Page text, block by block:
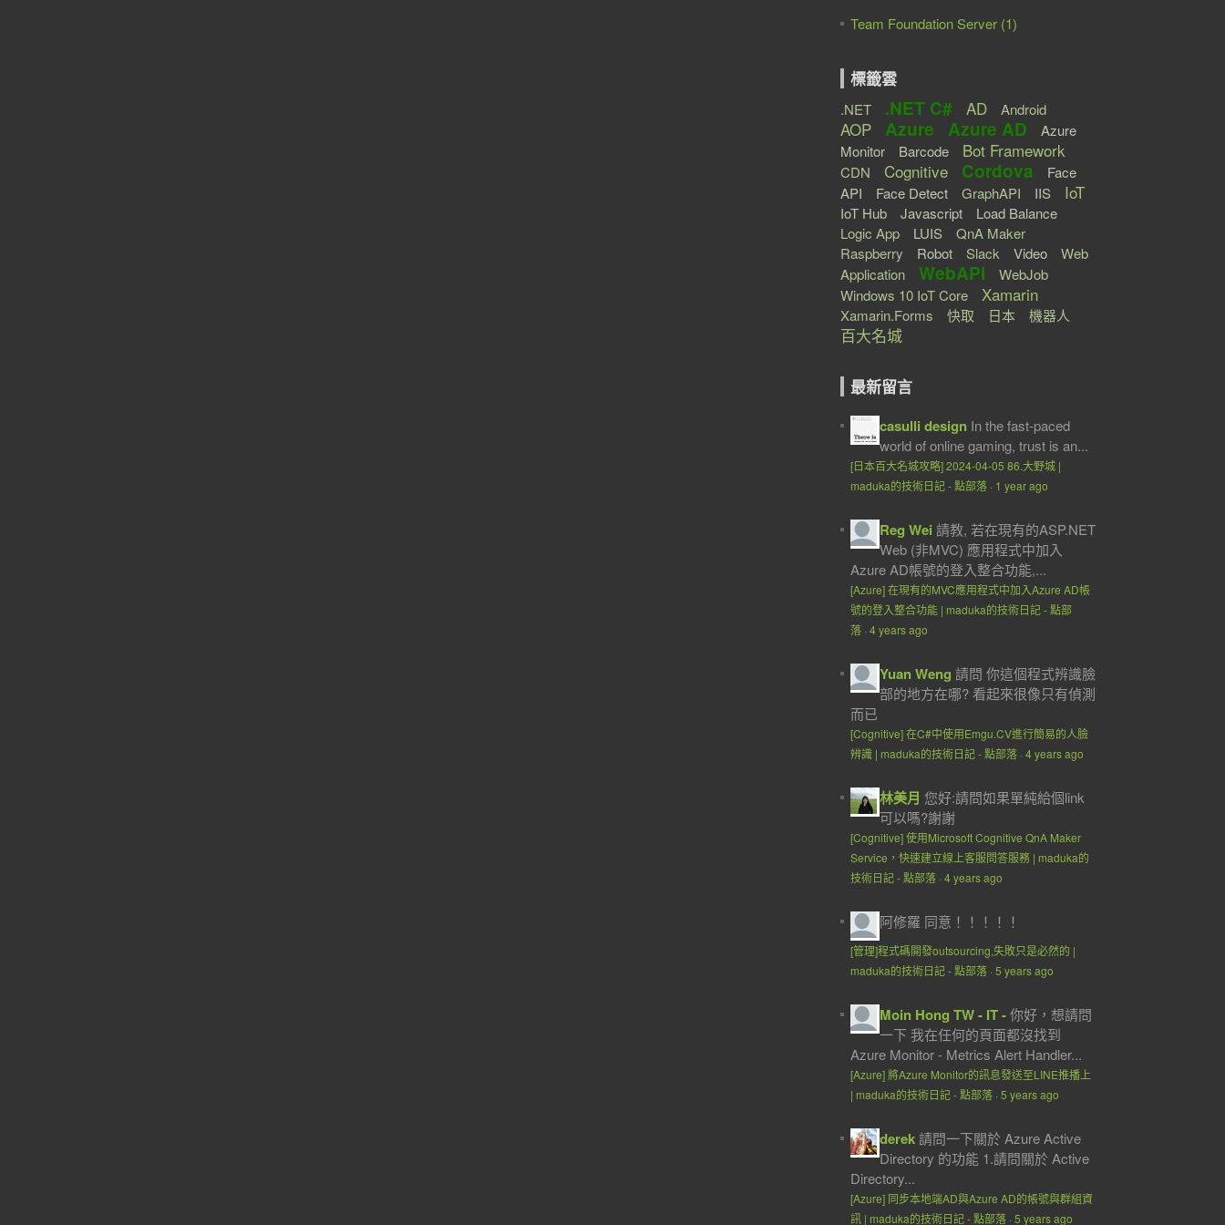
Team Foundation Server (1)
標籤雲
.NET .NET C# AD Android
AOP Azure Azure AD
Azure
Monitor
Barcode Bot Framework
CDN Cognitive Cordova
Face
API
Face Detect GraphAPI IIS IoT
IoT Hub Javascript
Load Balance
Logic App
LUIS
QnA Maker
Raspberry
Robot Slack Video
Web
Application
WebAPI
WebJob
Windows 10 IoT Core
Xamarin
Xamarin.Forms 快取 日本 機器人
百大名城
最新留言
casulli design In the fast-paced
world of online gaming, trust is an...
[日本百大名城攻略] 2024-04-05 86.大野城 |
maduka的技術日記 - 點部落 · 1 year ago
Reg Wei 請教, 若在現有的ASP.NET
Web (非MVC) 應用程式中加入
Azure AD帳號的登入整合功能,...
[Azure] 在現有的MVC應用程式中加入Azure AD帳
號的登入整合功能 | maduka的技術日記 - 點部
落 · 4 years ago
Yuan Weng 請問 你這個程式辨識臉
部的地方在哪? 看起來很像只有偵測
而已
[Cognitive] 在C#中使用Emgu.CV進行簡易的人臉
辨識 | maduka的技術日記 - 點部落 · 4 years ago
林美月 您好:請問如果單純給個link
可以嗎?謝謝
[Cognitive] 使用Microsoft Cognitive QnA Maker
Service，快速建立線上客服問答服務 | maduka的
技術日記 - 點部落 · 4 years ago
阿修羅 同意！！！！！
[管理]程式碼開發outsourcing,失敗只是必然的 |
maduka的技術日記 - 點部落 · 5 years ago
Moin Hong TW - IT -你好，想請問
一下 我在任何的頁面都沒找到
Azure Monitor - Metrics Alert Handler...
[Azure] 將Azure Monitor的訊息發送至LINE推播上
| maduka的技術日記 - 點部落 · 5 years ago
derek請問一下關於 Azure Active
Directory 的功能 1.請問關於 Active
Directory...
[Azure] 同步本地端AD與Azure AD的帳號與群組資
訊 | maduka的技術日記 - 點部落 · 5 years ago